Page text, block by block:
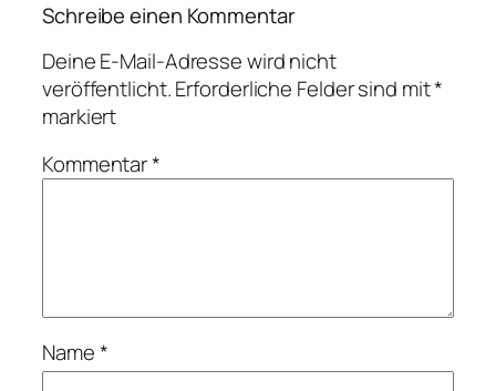
Schreibe einen Kommentar
Deine E-Mail-Adresse wird nicht
veröffentlicht.Erforderliche Felder sind mit*
markiert
Kommentar*
Name*